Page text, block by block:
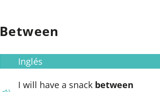
Between
Inglés
I will have a snack between